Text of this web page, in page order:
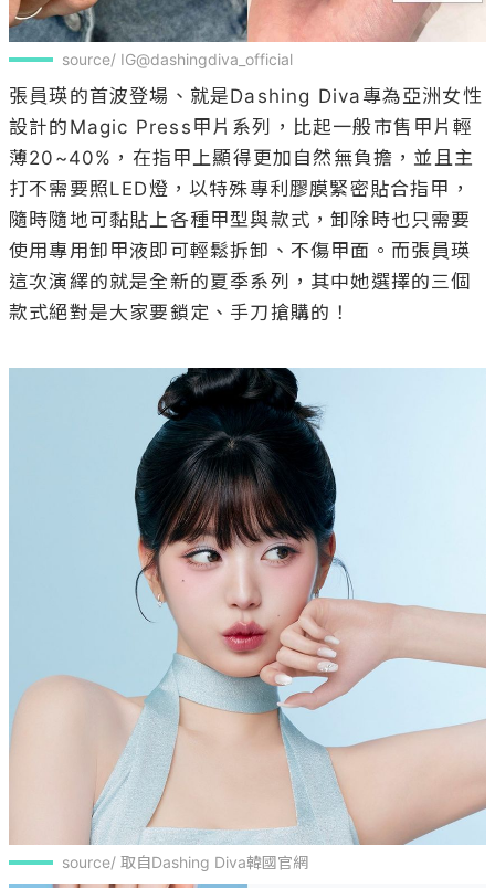
source/ IG@dashingdiva_official
張員瑛的首波登場、就是Dashing Diva專為亞洲女性
設計的Magic Press甲片系列，比起一般市售甲片輕
薄20~40%，在指甲上顯得更加自然無負擔，並且主
打不需要照LED燈，以特殊專利膠膜緊密貼合指甲，
隨時隨地可黏貼上各種甲型與款式，卸除時也只需要
使用專用卸甲液即可輕鬆拆卸、不傷甲面。而張員瑛
這次演繹的就是全新的夏季系列，其中她選擇的三個
款式絕對是大家要鎖定、手刀搶購的！
source/ 取自Dashing Diva韓國官網